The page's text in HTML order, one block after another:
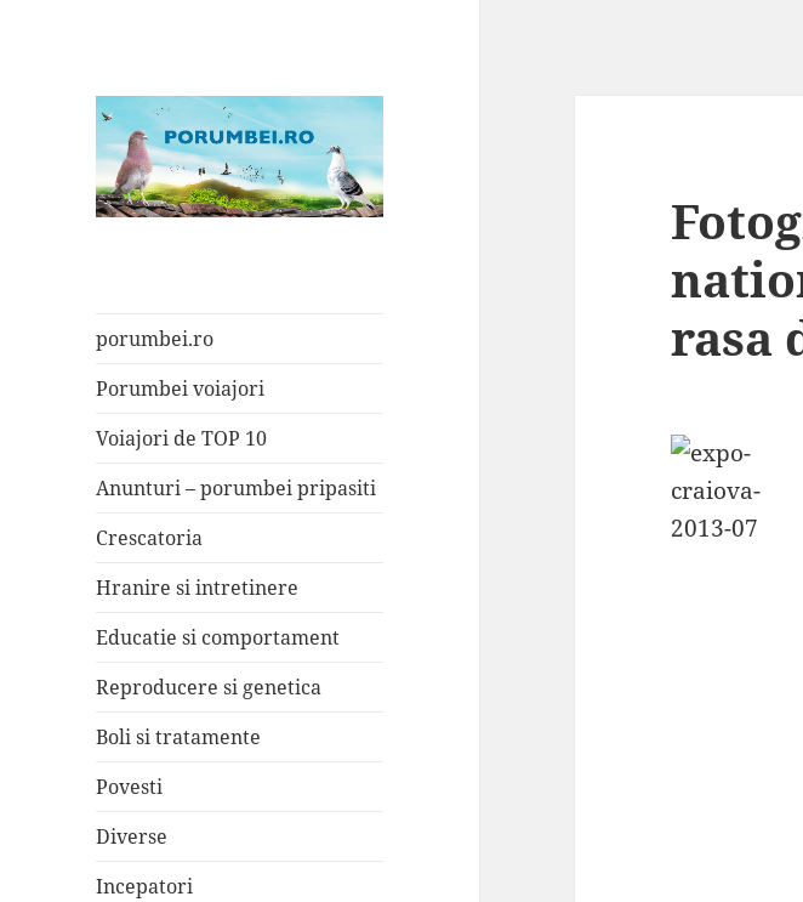
porumbei.ro
Porumbei voiajori
Voiajori de TOP 10
Anunturi – porumbei pripasiti
Crescatoria
Hranire si intretinere
Educatie si comportament
Reproducere si genetica
Boli si tratamente
Povesti
Diverse
Incepatori
rasa